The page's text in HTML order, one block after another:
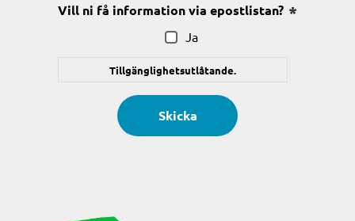
Vill ni få information via epostlistan?
Ja
Tillgänglighetsutlåtande.